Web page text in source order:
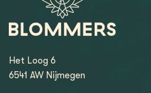
Het Loog 6
6541 AW Nijmegen